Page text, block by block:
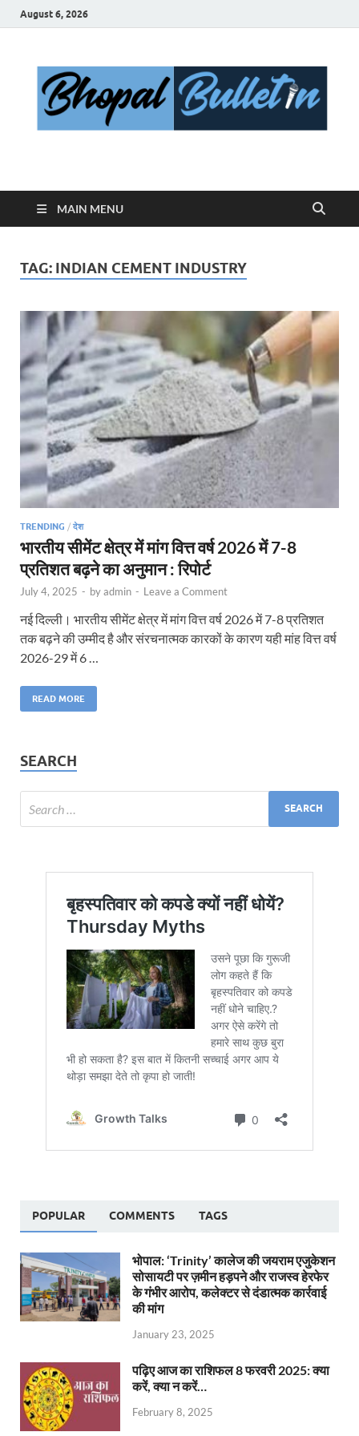
August 6, 2026
Bhopal Bulletin
MAIN MENU
TAG: INDIAN CEMENT INDUSTRY
TRENDING / देश
भारतीय सीमेंट क्षेत्र में मांग वित्त वर्ष 2026 में 7-8
प्रतिशत बढ़ने का अनुमान : रिपोर्ट
July 4, 2025 - byadmin - Leave a Comment
नई दिल्ली। भारतीय सीमेंट क्षेत्र में मांग वित्त वर्ष 2026 में 7-8 प्रतिशत
तक बढ़ने की उम्मीद है और संरचनात्मक कारकों के कारण यही मांह वित्त वर्ष
2026-29 में 6 …
READ MORE
SEARCH
POPULAR COMMENTS TAGS
भोपाल: ‘Trinity’ कालेज की जयराम एजुकेशन
सोसायटी पर ज़मीन हड़पने और राजस्व हेरफेर
के गंभीर आरोप, कलेक्टर से दंडात्मक कार्रवाई
की मांग
January 23, 2025
पढ़िए आज का राशिफल 8 फरवरी 2025: क्या
करें, क्या न करें…
February 8, 2025